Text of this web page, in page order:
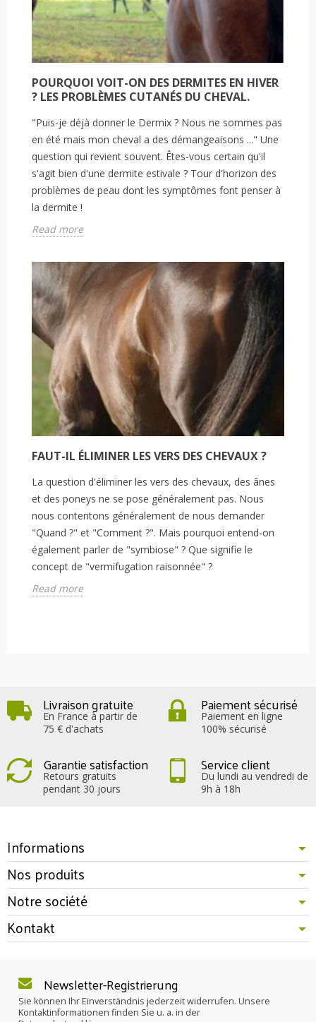
POURQUOI VOIT-ON DES DERMITES EN HIVER
? LES PROBLÈMES CUTANÉS DU CHEVAL.
"Puis-je déjà donner le Dermix ? Nous ne sommes pas
en été mais mon cheval a des démangeaisons ..." Une
question qui revient souvent. Êtes-vous certain qu'il
s'agit bien d'une dermite estivale ? Tour d'horizon des
problèmes de peau dont les symptômes font penser à
la dermite !
Read more
FAUT-IL ÉLIMINER LES VERS DES CHEVAUX ?
La question d'éliminer les vers des chevaux, des ânes
et des poneys ne se pose généralement pas. Nous
nous contentons généralement de nous demander
"Quand ?" et "Comment ?". Mais pourquoi entend-on
également parler de "symbiose" ? Que signifie le
concept de "vermifugation raisonnée" ?
Read more
Livraison gratuite
En France à partir de
75 € d'achats
Paiement sécurisé
Paiement en ligne
100% sécurisé
Garantie satisfaction
Retours gratuits
pendant 30 jours
Service client
Du lundi au vendredi de
9h à 18h
Informations
Nos produits
Notre société
Kontakt
Newsletter-Registrierung
Sie können Ihr Einverständnis jederzeit widerrufen. Unsere
Kontaktinformationen finden Sie u. a. in der